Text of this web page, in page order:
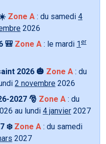
Zone A : du samedi 4
2026
🎒 Zone A : le mardi 1 er
2026 🎃 Zone A : du
2 novembre 2026
2027 🎅 Zone A : du
au lundi 4 janvier 2027
❄️ Zone A : du samedi
2027